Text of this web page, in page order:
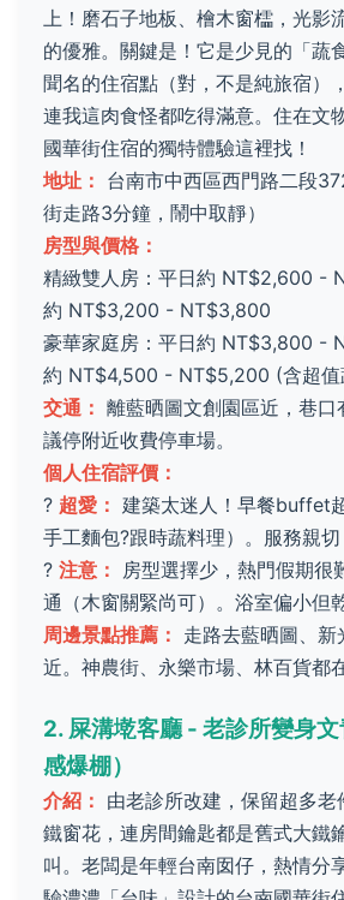
上！磨石子地板、檜木窗櫺，光影
的優雅。關鍵是！它是少見的「蔬
聞名的住宿點（對，不是純旅宿）
連我這肉食怪都吃得滿意。住在文
國華街住宿的獨特體驗這裡找！
地址： 台南市中西區西門路二段
街走路3分鐘，鬧中取靜）
房型與價格：
精緻雙人房：平日約 NT$2,600 -
約 NT$3,200 - NT$3,800
豪華家庭房：平日約 NT$3,800 -
約 NT$4,500 - NT$5,200 (含超值
交通： 離藍晒圖文創園區近，巷口
議停附近收費停車場。
個人住宿評價：
? 超愛： 建築太迷人！早餐buffet
手工麵包?跟時蔬料理）。服務親切
? 注意：
房型選擇少，熱門假期很
通（木窗關緊尚可）。浴室偏小但乾
周邊景點推薦： 走路去藍晒圖、新
近。神農街、永樂市場、林百貨都
2. 屎溝墘客廳 - 老診所變身
感爆棚）
介紹： 由老診所改建，保留超多
鐵窗花，連房間鑰匙都是舊式大鐵
叫。老闆是年輕台南囡仔，熱情分